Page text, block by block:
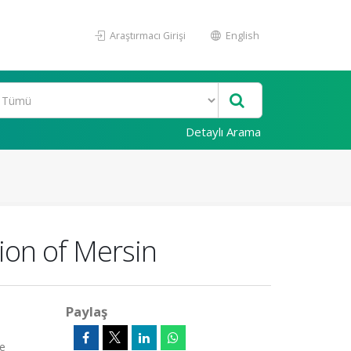
Araştırmacı Girişi English
Detaylı Arama
of Mersin
Paylaş